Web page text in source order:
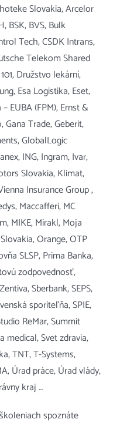
Slovakia, Arcelor
BSK, BVS, Bulk
Tech, CSDK Intrans,
Telekom Shared
Družstvo lekární,
Esa Logistika, Eset,
EUBA (FPM), Ernst &
Gana Trade, Geberit,
GlobalLogic
ING, Ingram, Ivar,
Slovakia, Klimat,
Insurance Group ,
Maccafferi, MC
MIKE, Mirakl, Moja
Orange, OTP
SLSP, Prima Banka,
zodpovednosť,
Sberbank, SEPS,
sporiteľňa, SPIE,
ReMar, Summit
medical, Svet zdravia,
TNT, T-Systems,
Úrad práce, Úrad vlády,
kraj …
spoznáte